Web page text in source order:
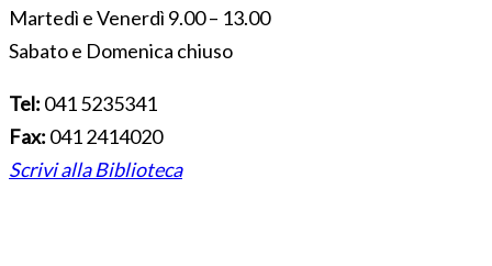
Martedì e Venerdì 9.00 – 13.00
Sabato e Domenica chiuso
Tel: 041 5235341
Fax: 041 2414020
Scrivi alla Biblioteca